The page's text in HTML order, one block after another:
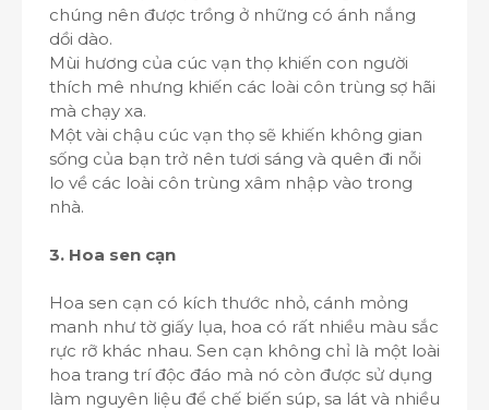
chúng nên được trồng ở những có ánh nắng
dồi dào.
Mùi hương của cúc vạn thọ khiến con người
thích mê nhưng khiến các loài côn trùng sợ hãi
mà chạy xa.
Một vài chậu cúc vạn thọ sẽ khiến không gian
sống của bạn trở nên tươi sáng và quên đi nỗi
lo về các loài côn trùng xâm nhập vào trong
nhà.
3. Hoa sen cạn
Hoa sen cạn có kích thước nhỏ, cánh mỏng
manh như tờ giấy lụa, hoa có rất nhiều màu sắc
rực rỡ khác nhau. Sen cạn không chỉ là một loài
hoa trang trí độc đáo mà nó còn được sử dụng
làm nguyên liệu để chế biến súp, sa lát và nhiều